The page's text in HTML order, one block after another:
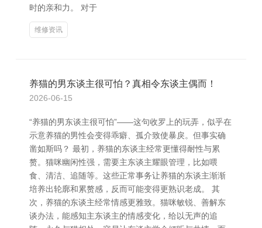
时的亲和力。 对于
维修资讯
养猫的男东谈主很可怕？真相令东谈主偶而！
2026-06-15
“养猫的男东谈主很可怕”——这句收罗上的玩弄，似乎在
示意养猫的男性会变得乖癖、孤介致使暴戾。但事实确
凿如斯吗？ 最初，养猫的东谈主经常更懂得耐性与累
赘。猫咪幽闲性强，需要主东谈主耀眼管理，比如喂
食、清洁、追随等。这些正常事务让养猫的东谈主渐渐
培养出轮廓和累赘感，反而可能变得更熟识老成。 其
次，养猫的东谈主经常情感更雅致。猫咪敏锐、善解东
谈办法，能感知主东谈主的情感变化，给以无声的追